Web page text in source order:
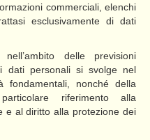
commerciali, elenchi
esclusivamente di dati
delle previsioni
dati personali si svolge nel
nonché della
riferimento alla
e al diritto alla protezione dei